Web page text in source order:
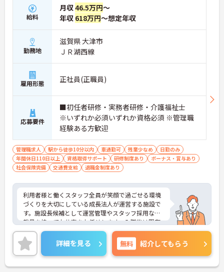
★おすすめPOINT★
【安定した高収入と充実の福利厚生】
・想定年収618万円と高い給与水準に加えて業績に
よる決算賞与の支給があります
・確定給付企業年金への加入や勤続3年以上の退職
金制度など将来に向けた備えができます
利用など嬉しい待遇が揃っております
【ワークライフバランスを大切にできる環境】
・緊急時を除いて基本日勤のみの勤務となるため生
活リズムを整えやすくあります
・年間休日110日のほかご自身の誕生月に1日取得で
きる誕生日休暇があります ・産休育休や子どもの看
護休暇などライフステージの変化に合わせて柔軟に
お休みできます
【手厚いサポートとキャリアアップ体制】
・入職後は既存施設にて業務の流れを学べる現場研
修があるため安心して就業できます
・働きながら上位資格を目指せる費用全額負担の資
格取得支援制度があります ・施設長としてスタッフ
採用や運営管理など経営に近いポジションでご活躍
いただけます
給料
月収46.5万円～
年収 618万円～想定年収
勤務地
滋賀県 大津市
ＪＲ湖西線
雇用形態 正社員(正職員)
応募要件
■初任者研修・実務者研修・介護福祉士
※いずれか必須いずれか資格必須 ※管理職
経験ある方歓迎
管理職求人 駅から徒歩10分以内 車通勤可 残業少なめ
日勤のみ
年間休日110日以上
資格取得サポート 研修制度あり
ボーナス・賞与あり
社会保険完備
交通費支給 退職金制度あり
利用者様と働くスタッフ全員が笑顔で過ごせる環境
づくりを大切にしている成長法人が運営する施設で
す。施設長候補として運営管理やスタッフ採用など
裁量を持ってお仕事をお任せします。入職後は既存
施設での丁寧な事前研修が用意されており、研修中
の交通費や宿泊費も会社が負担するため安心してス
タートできます。想定年収618万円と高い給与水準
に加え、決算賞与や資格取得費用の全額補助など還
元率の高さが魅力です。緊急時を除き基本日勤のみ
詳細を見る 無料 紹介してもらう